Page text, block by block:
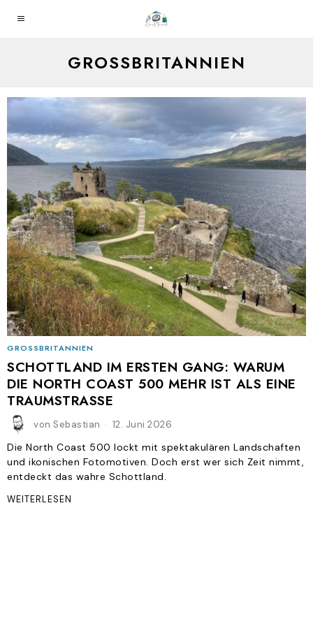
GROSSBRITANNIEN
GROSSBRITANNIEN
SCHOTTLAND IM ERSTEN GANG: WARUM
DIE NORTH COAST 500 MEHR IST ALS EINE
TRAUMSTRASSE
von Sebastian 12. Juni 2026
Die North Coast 500 lockt mit spektakulären Landschaften
und ikonischen Fotomotiven. Doch erst wer sich Zeit nimmt,
entdeckt das wahre Schottland.
WEITERLESEN